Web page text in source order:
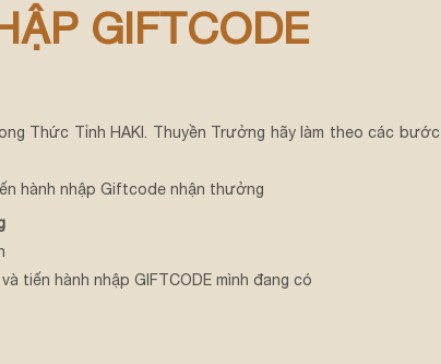
GIFTCODE
Thức Tỉnh HAKI. Thuyền Trưởng hãy làm theo các bước
hành nhập Giftcode nhận thưởng
và tiến hành nhập GIFTCODE mình đang có